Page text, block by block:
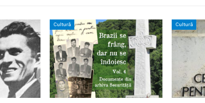
Cultură Cultură